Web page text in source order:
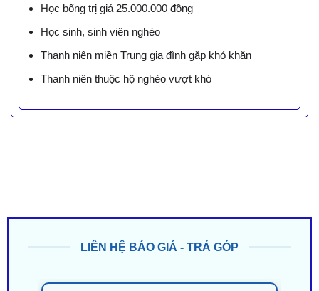
Học bổng trị giá 25.000.000 đồng
Học sinh, sinh viên nghèo
Thanh niên miền Trung gia đình gặp khó khăn
Thanh niên thuộc hộ nghèo vượt khó